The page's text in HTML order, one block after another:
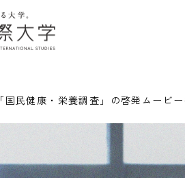
「国民健康・栄養調査」の啓発ムービ